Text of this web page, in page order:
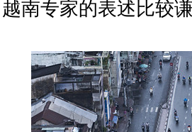
越南专家的表述比较